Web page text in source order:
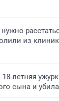
из
летняя
сына и